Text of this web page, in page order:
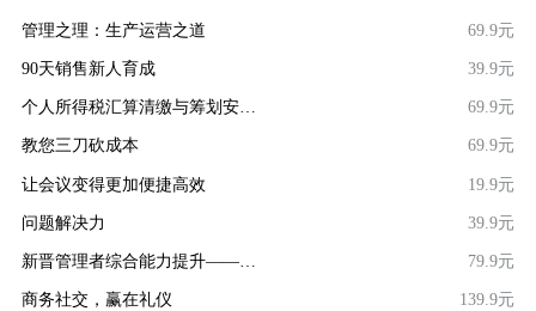
管理之理：生产运营之道 69.9元
90天销售新人育成 39.9元
个人所得税汇算清缴与筹划安… 69.9元
教您三刀砍成本 69.9元
让会议变得更加便捷高效 19.9元
问题解决力 39.9元
新晋管理者综合能力提升——… 79.9元
商务社交，赢在礼仪 139.9元